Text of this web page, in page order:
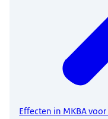
Effecten in MKBA